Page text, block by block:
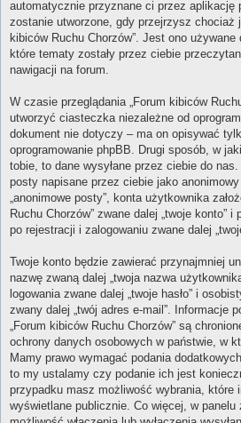
automatycznie przyznane ci przez
zostanie utworzone, gdy przejrzysz chociaż
kibiców Ruchu Chorzów”. Jest ono
które tematy zostały przez ciebie
nawigacji na forum.
W czasie przeglądania „Forum kibiców
utworzyć ciasteczka niezależne od
dokument nie dotyczy – ma on opisywać
oprogramowanie phpBB. Drugi sposób, w
tobie, to dane wysyłane przez ciebie do
posty napisane przez ciebie jako
„anonimowe posty”, konta użytkownika
Ruchu Chorzów” zwane dalej „twoje konto”
po rejestracji i zalogowaniu zwane dalej
Twoje konto będzie zawierać przynajmniej
nazwę zwaną dalej „twoja nazwa
logowania zwane dalej „twoje hasło” i
zwany dalej „twój adres e-mail”. Informacje
„Forum kibiców Ruchu Chorzów” są
ochrony danych osobowych w państwie, w
Mamy prawo wymagać podania
to my ustalamy czy podanie ich jest
przypadku masz możliwość wybrania, które
wyświetlane publicznie. Co więcej, w